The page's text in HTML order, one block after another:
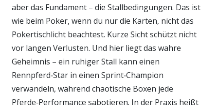
aber das Fundament – die Stallbedingungen. Das ist
wie beim Poker, wenn du nur die Karten, nicht das
Pokertischlicht beachtest. Kurze Sicht schützt nicht
vor langen Verlusten. Und hier liegt das wahre
Geheimnis – ein ruhiger Stall kann einen
Rennpferd‑Star in einen Sprint‑Champion
verwandeln, während chaotische Boxen jede
Pferde‑Performance sabotieren. In der Praxis heißt